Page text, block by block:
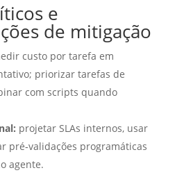
e
de mitigação
custo por tarefa em
priorizar tarefas de
com scripts quando
projetar SLAs internos, usar
pré‑validações programáticas
agente.